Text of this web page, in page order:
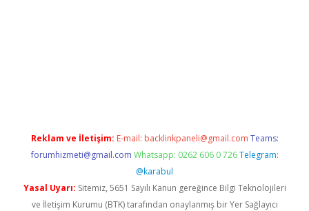
Reklam ve İletişim: E-mail: backlinkpaneli@gmail.com Teams:
forumhizmeti@gmail.com Whatsapp: 0262 606 0 726 Telegram:
@karabul
Yasal Uyarı: Sitemiz, 5651 Sayılı Kanun gereğince Bilgi Teknolojileri
ve İletişim Kurumu (BTK) tarafından onaylanmış bir Yer Sağlayıcı